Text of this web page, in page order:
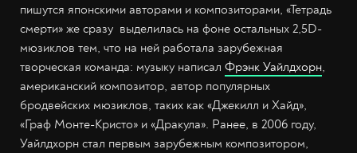
пишутся японскими авторами и композиторами, «Тетрадь
смерти» же сразу выделилась на фоне остальных 2,5D-
мюзиклов тем, что на ней работала зарубежная
творческая команда: музыку написал Фрэнк Уайлдхорн,
американский композитор, автор популярных
бродвейских мюзиклов, таких как «Джекилл и Хайд»,
«Граф Монте-Кристо» и «Дракула». Ранее, в 2006 году,
Уайлдхорн стал первым зарубежным композитором,